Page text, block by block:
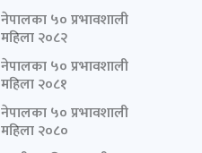
नेपालका ५० प्रभावशाली
महिला २०८२
नेपालका ५० प्रभावशाली
महिला २०८१
नेपालका ५० प्रभावशाली
महिला २०८०